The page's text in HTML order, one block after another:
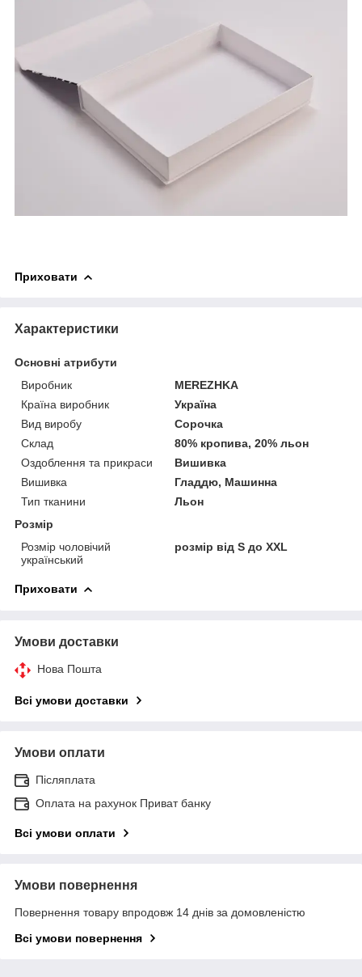
Приховати
Характеристики
Основні атрибути
Виробник
MEREZHKA
Країна виробник
Україна
Вид виробу
Сорочка
Склад
80% кропива, 20% льон
Оздоблення та прикраси
Вишивка
Вишивка
Гладдю, Машинна
Тип тканини
Льон
Розмір
Розмір чоловічий
український
розмір від S до XXL
Приховати
Умови доставки
Нова Пошта
Всі умови доставки
Умови оплати
Післяплата
Оплата на рахунок Приват банку
Всі умови оплати
Умови повернення
Повернення товару впродовж 14 днів за домовленістю
Всі умови повернення